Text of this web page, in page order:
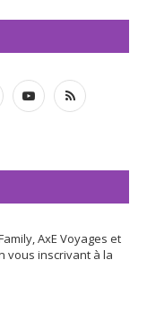
AxE Voyages et
vous inscrivant à la